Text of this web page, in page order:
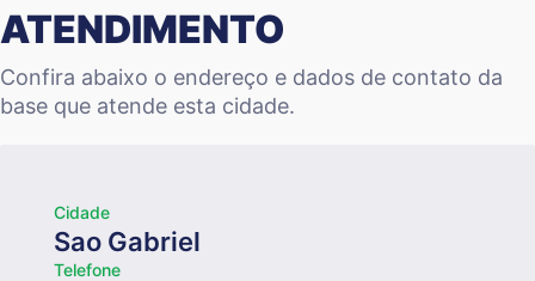
ATENDIMENTO
Confira abaixo o endereço e dados de contato da
base que atende esta cidade.
Cidade
Sao Gabriel
Telefone